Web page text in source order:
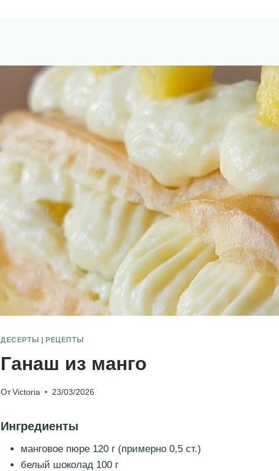
ДЕСЕРТЫ РЕЦЕПТЫ
Ганаш из манго
От Victoria 23/03/2026
Ингредиенты
манговое пюре 120 г (примерно 0,5 ст.)
белый шоколад 100 г